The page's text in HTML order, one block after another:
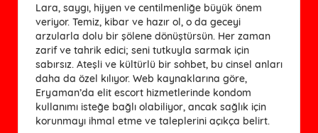
Lara, saygı, hijyen ve centilmenliğe büyük önem
veriyor. Temiz, kibar ve hazır ol, o da geceyi
arzularla dolu bir şölene dönüştürsün. Her zaman
zarif ve tahrik edici; seni tutkuyla sarmak için
sabırsız. Ateşli ve kültürlü bir sohbet, bu cinsel anları
daha da özel kılıyor. Web kaynaklarına göre,
Eryaman’da elit escort hizmetlerinde kondom
kullanımı isteğe bağlı olabiliyor, ancak sağlık için
korunmayı ihmal etme ve taleplerini açıkça belirt.